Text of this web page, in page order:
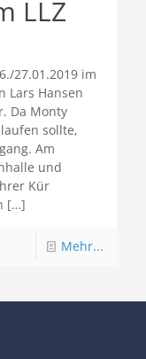
LLZ
27.01.2019 im
Lars Hansen
Da Monty
sollte,
Am
und
Kür
[…]
Mehr...